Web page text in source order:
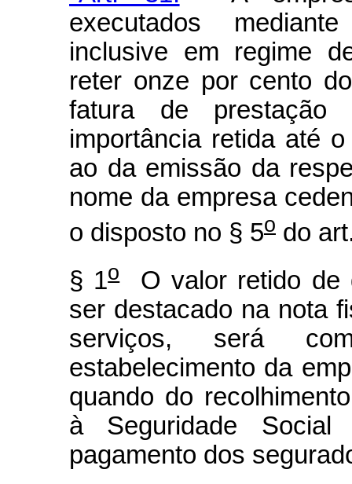
executados
inclusive em regime
reter onze por cento
fatura de
importância retida até
ao da emissão da
nome da empresa
o disposto no § 5o do
§ 1oO valor retido de
ser destacado na nota
serviços, será
estabelecimento da
quando do
à Seguridade
pagamento dos